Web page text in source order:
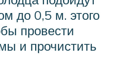
до 0,5 м. этого
провести
и прочистить